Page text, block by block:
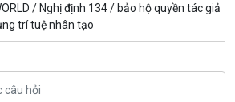
/ Nghị định 134 / bảo hộ quyền tác giả
trí tuệ nhân tạo